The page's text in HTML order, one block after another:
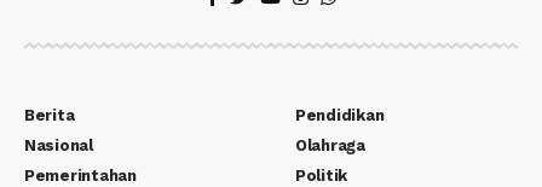
Berita
Nasional
Pemerintahan
Pendidikan
Olahraga
Politik